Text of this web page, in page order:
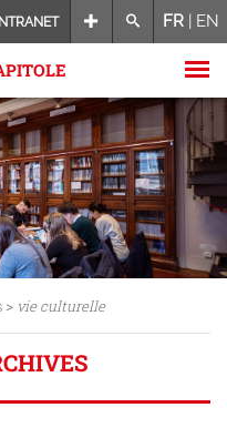
FR | EN
> vie culturelle